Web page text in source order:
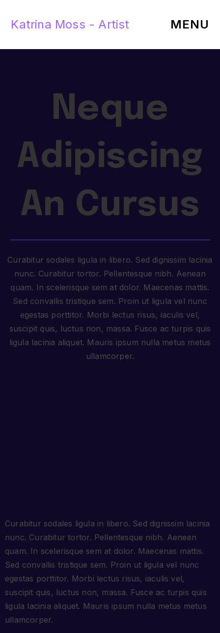
Katrina Moss - Artist MENU
Neque
Adipiscing
An Cursus
Curabitur sodales ligula in libero. Sed dignissim lacinia
nunc. Curabitur tortor. Pellentesque nibh. Aenean
quam. In scelerisque sem at dolor. Maecenas mattis.
Sed convallis tristique sem. Proin ut ligula vel nunc
egestas porttitor. Morbi lectus risus, iaculis vel,
suscipit quis, luctus non, massa. Fusce ac turpis quis
ligula lacinia aliquet. Mauris ipsum nulla metus metus
ullamcorper.
Curabitur sodales ligula in libero. Sed dignissim lacinia
nunc. Curabitur tortor. Pellentesque nibh. Aenean
quam. In scelerisque sem at dolor. Maecenas mattis.
Sed convallis tristique sem. Proin ut ligula vel nunc
egestas porttitor. Morbi lectus risus, iaculis vel,
suscipit quis, luctus non, massa. Fusce ac turpis quis
ligula lacinia aliquet. Mauris ipsum nulla metus metus
ullamcorper.